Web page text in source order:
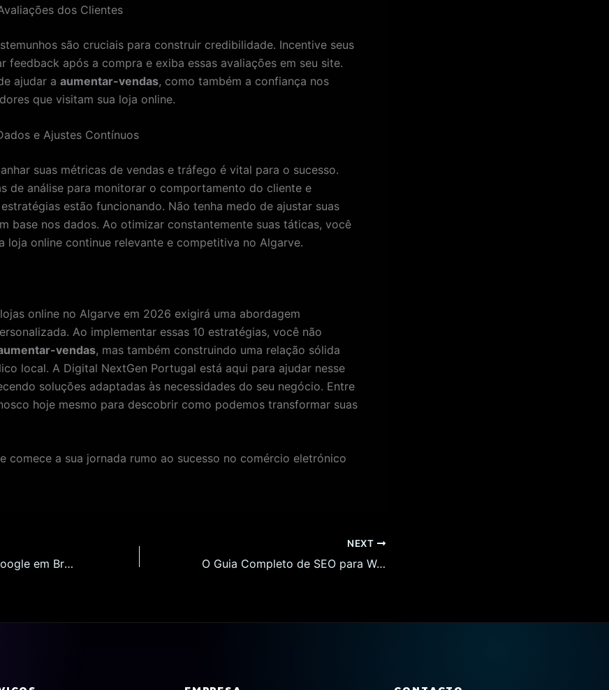
dos Clientes
são cruciais para construir credibilidade. Incentive seus
feedback após a compra e exiba essas avaliações em seu site.
ajudar a aumentar-vendas, como também a confiança nos
que visitam sua loja online.
e Ajustes Contínuos
suas métricas de vendas e tráfego é vital para o sucesso.
de análise para monitorar o comportamento do cliente e
estão funcionando. Não tenha medo de ajustar suas
base nos dados. Ao otimizar constantemente suas táticas, você
loja online continue relevante e competitiva no Algarve.
online no Algarve em 2026 exigirá uma abordagem
Ao implementar essas 10 estratégias, você não
vendas, mas também construindo uma relação sólida
local. A Digital NextGen Portugal está aqui para ajudar nesse
soluções adaptadas às necessidades do seu negócio. Entre
hoje mesmo para descobrir como podemos transformar suas
e comece a sua jornada rumo ao sucesso no comércio eletrónico
Como Rankear no Google em Braga: 7 Estratégias de SEO para Websites e Lojas Online em 2026
NEXT
O Guia Completo de SEO para Websites e Lojas Online em Lisboa: Estratégias Eficazes para 2026